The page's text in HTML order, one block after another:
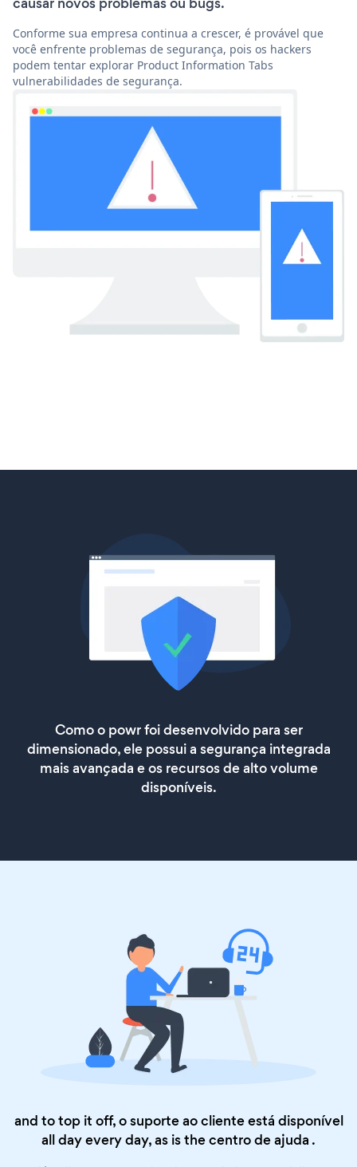
Conforme sua empresa continua a crescer, é provável que
você enfrente problemas de segurança, pois os hackers
podem tentar explorar Product Information Tabs
vulnerabilidades de segurança.
Como o powr foi desenvolvido para ser
dimensionado, ele possui a segurança integrada
mais avançada e os recursos de alto volume
disponíveis.
and to top it off, o suporte ao cliente está disponível
all day every day, as is thecentro de ajuda .